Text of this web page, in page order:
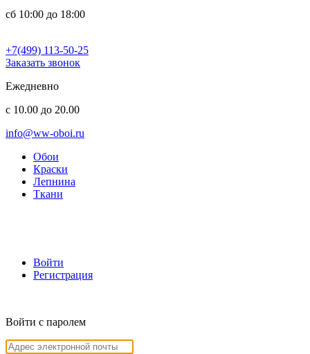
сб 10:00 до 18:00
+7(499) 113-50-25
Заказать звонок
Ежедневно
с 10.00 до 20.00
info@ww-oboi.ru
Обои
Краски
Лепнина
Ткани
Войти
Регистрация
Войти с паролем